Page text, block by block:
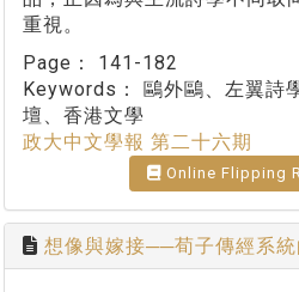
重視。
Page： 141-182
Keywords： 鷗外鷗、左翼詩
壇、香港文學
政大中文學報 第二十六期
Online Flipping
想像與嫁接──荀子傳經系